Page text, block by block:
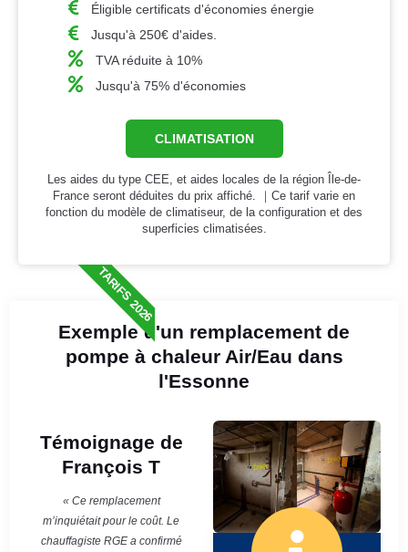
Éligible certificats d'économies énergie
Jusqu'à 250€ d'aides.
TVA réduite à 10%
Jusqu'à 75% d'économies
CLIMATISATION
Les aides du type CEE, et aides locales de la région Île-de-
France seront déduites du prix affiché. ｜Ce tarif varie en
fonction du modèle de climatiseur, de la configuration et des
superficies climatisées.
TARIFS 2026
Exemple d'un remplacement de
pompe à chaleur Air/Eau dans
l'Essonne
Témoignage de
François T
« Ce remplacement
m’inquiétait pour le coût. Le
chauffagiste RGE a confirmé